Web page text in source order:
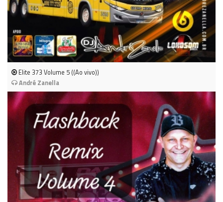
Elite 373 Volume 5 ((Ao vivo))
André Zanella